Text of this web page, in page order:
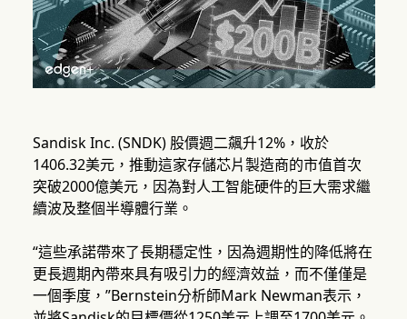
Sandisk Inc. (SNDK) 股價週二飆升12%，收於
1406.32美元，推動這家存儲芯片製造商的市值首次
突破2000億美元，因為對人工智能硬件的巨大需求繼
續波及整個半導體行業。
“這些承諾帶來了長期穩定性，因為週期性的降低將在
更長週期內帶來具有吸引力的經濟效益，而不僅僅是
一個季度，”Bernstein分析師Mark Newman表示，